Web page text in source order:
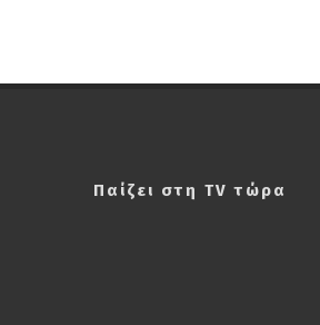
Παίζει στη TV τώρα